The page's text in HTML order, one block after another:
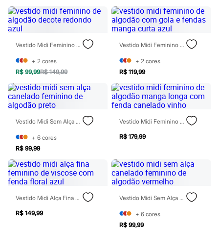
Rasteirinhas
Sandálias
Tênis
Diversão
Marcas
Baby Club
Fifteen
Miss Fifteen
Palomino
Moda íntima
Calcinhas
Cuecas
Meias
Pijamas
Biquínis e Maiôs
Blusas de proteção
Sungas
Personagens
Bluey
Disney
Homem Aranha
Minecraft
Naruto
Vestido Midi Feminino De Algodão Decote Redondo Azul
+ 2 cores
R$ 99,99R$ 149,99
Vestido Midi Feminino De Algodão Com Gola E Fendas Manga Curta Azul
+ 2 cores
R$ 119,99
Vestido Midi Sem Alça Canelado Feminino De Algodão Preto
+ 6 cores
R$ 99,99
Vestido Midi Feminino De Algodão Manga Longa Com Fenda Canelado Vinho
R$ 179,99
Vestido Midi Alça Fina Feminino De Viscose Com Fenda Floral Azul
R$ 149,99
Vestido Midi Sem Alça Canelado Feminino De Algodão Vermelho
+ 6 cores
R$ 99,99